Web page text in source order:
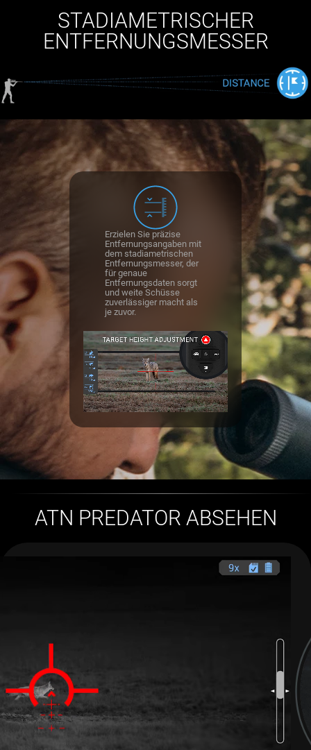
STADIAMETRISCHER
ENTFERNUNGSMESSER
Erzielen Sie präzise
Entfernungsangaben mit
dem stadiametrischen
Entfernungsmesser, der
für genaue
Entfernungsdaten sorgt
und weite Schüsse
zuverlässiger macht als
je zuvor.
ATN PREDATOR ABSEHEN